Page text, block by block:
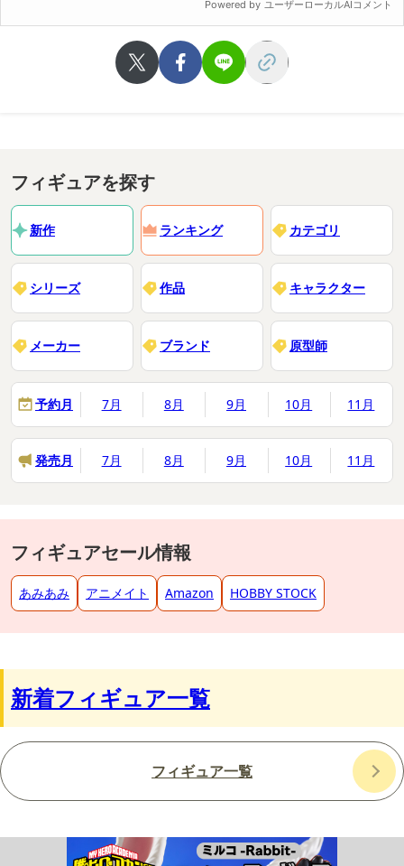
フィギュアを探す
新作 ランキング カテゴリ
シリーズ 作品 キャラクター
メーカー ブランド 原型師
予約月 7月 8月 9月 10月 11月
発売月 7月 8月 9月 10月 11月
フィギュアセール情報
あみあみ アニメイト Amazon HOBBY STOCK
新着フィギュア一覧
フィギュア一覧